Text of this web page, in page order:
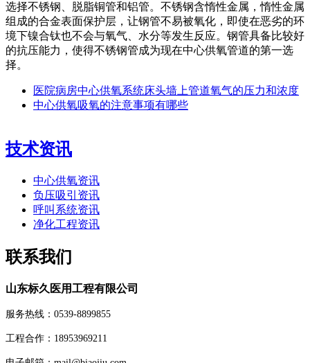
选择不锈钢、脱脂铜管和铝管。不锈钢含惰性金属，惰性金属
组成的合金表面保护层，让钢管不易被氧化，即使在恶劣的环
境下镍合钛也不会与氧气、水分等发生反应。钢管具备比较好
的抗压能力，使得不锈钢管成为现在中心供氧管道的第一选
择。
医院病房中心供氧系统床头墙上管道氧气的压力和浓度
中心供氧吸氧的注意事项有哪些
技术资讯
中心供氧资讯
负压吸引资讯
呼叫系统资讯
净化工程资讯
联系我们
山东标久医用工程有限公司
服务热线：0539-8899855
工程合作：18953969211